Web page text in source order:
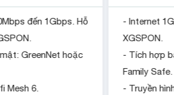
đến 1Gbps. Hỗ
GreenNet hoặc
Mesh 6.
- Internet
XGSPON.
- Tích hợp
Family Safe.
- Truyền